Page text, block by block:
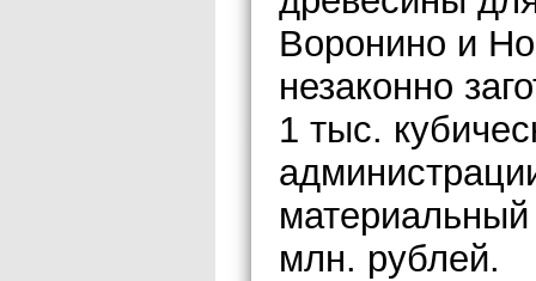
Воронино и
незаконно
1 тыс.
млн. рублей.